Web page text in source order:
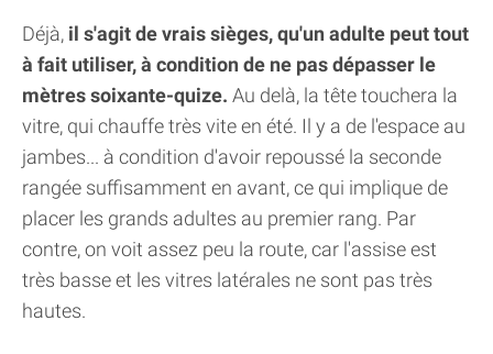
Déjà, il s'agit de vrais sièges, qu'un adulte peut tout
à fait utiliser, à condition de ne pas dépasser le
mètres soixante-quize. Au delà, la tête touchera la
vitre, qui chauffe très vite en été. Il y a de l'espace au
jambes... à condition d'avoir repoussé la seconde
rangée suffisamment en avant, ce qui implique de
placer les grands adultes au premier rang. Par
contre, on voit assez peu la route, car l'assise est
très basse et les vitres latérales ne sont pas très
hautes.